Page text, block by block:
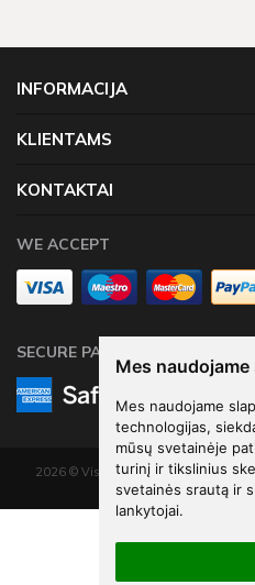
Mes
Mes naudojame
technologijas,
mūsų svetainėje
turinį ir tikslinius
svetainės srautą ir
lankytojai.
Satin Ribbon, sky-
INFORMACIJA
KLIENTAMS
KONTAKTAI
WE ACCEPT
SECURE PAYMENTS
2026 © Visos teisės saugomos.
sutikimo
Elektroninių parduotuvių